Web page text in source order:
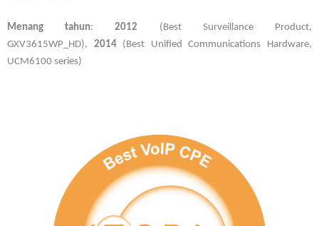
Menang tahun:2012 (Best Surveillance Product,
GXV3615WP_HD), 2014(Best Unified Communications Hardware,
UCM6100 series)